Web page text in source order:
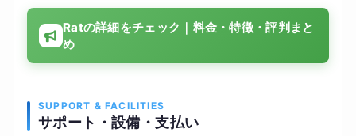
るのかよく分からなかったけれど、ここでは「ど
こに効かせるか」を毎回明確にしてくれるので、
トレーニングの質が一気に上がった感覚があっ
た。メニューもその日の体調に合わせて調整して
ヶ月で、体重が落ちただけでなく、姿勢が良くな
り、日常の疲れにくさが明らかに変わった。食事
Ratの詳細をチェック｜料金・特徴・評判まと
め
SUPPORT & FACILITIES
サポート・設備・支払い